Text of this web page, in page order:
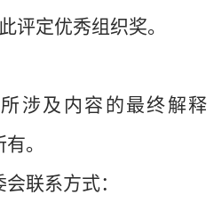
评定优秀组织奖。
所涉及内容的最终解释
。
会联系方式：